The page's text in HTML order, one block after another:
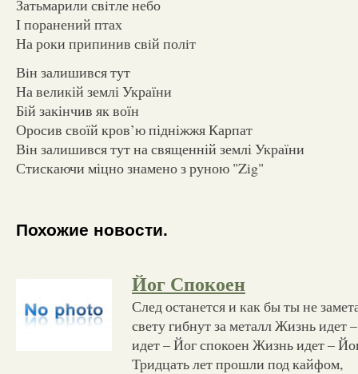
Затьмарили свiтле небо
I поранений птах
На роки припинив свiй полiт
Вiн залишився тут
На великій землі України
Бiй закінчив як воїн
Оросив своїй кров’ю підніжжя Карпат
Вiн залишився тут на священній землі України
Стискаючи міцно знамено з руною "Zig"
Похожие новости.
Йог Спокоен
След останется и как бы ты не
свету гибнут за металл Жизнь идет
идет – Йог спокоен Жизнь идет –
Тридцать лет прошли под кайфом,